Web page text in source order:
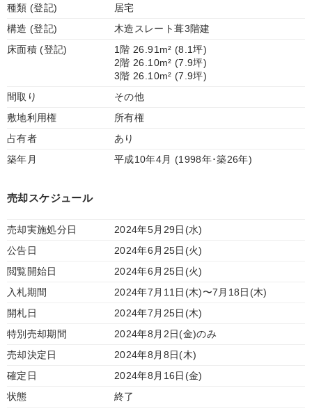
種類 (登記)
居宅
構造 (登記)
木造スレート葺3階建
床面積 (登記)
1階 26.91m² (8.1坪)
2階 26.10m² (7.9坪)
3階 26.10m² (7.9坪)
間取り
その他
敷地利用権
所有権
占有者
あり
築年月
平成10年4月 (1998年･築26年)
売却スケジュール
売却実施処分日
2024年5月29日(水)
公告日
2024年6月25日(火)
閲覧開始日
2024年6月25日(火)
入札期間
2024年7月11日(木)〜7月18日(木)
開札日
2024年7月25日(木)
特別売却期間
2024年8月2日(金)のみ
売却決定日
2024年8月8日(木)
確定日
2024年8月16日(金)
状態
終了